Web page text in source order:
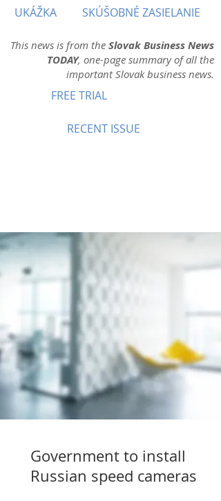
UKÁŽKA SKÚŠOBNÉ ZASIELANIE
This news is from the Slovak Business News
TODAY, one-page summary of all the
important Slovak business news.
FREE TRIAL
RECENT ISSUE
Government to install
Russian speed cameras